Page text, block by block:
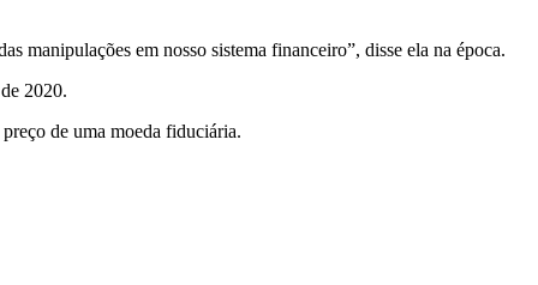
manipulações em nosso sistema financeiro”, disse ela na época.
2020.
de uma moeda fiduciária.